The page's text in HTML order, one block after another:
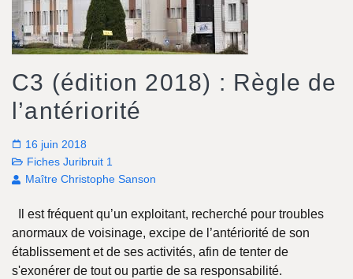
C3 (édition 2018) : Règle de
l’antériorité
16 juin 2018
Fiches Juribruit 1
Maître Christophe Sanson
Il est fréquent qu’un exploitant, recherché pour troubles
anormaux de voisinage, excipe de l’antériorité de son
établissement et de ses activités, afin de tenter de
s'exonérer de tout ou partie de sa responsabilité.